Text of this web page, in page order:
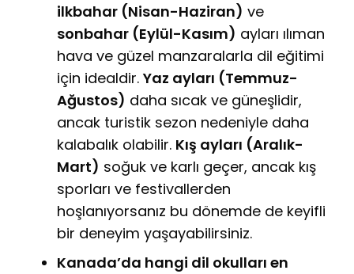
ilkbahar (Nisan-Haziran) ve
sonbahar (Eylül-Kasım) ayları ılıman
hava ve güzel manzaralarla dil eğitimi
için idealdir. Yaz ayları (Temmuz-
Ağustos) daha sıcak ve güneşlidir,
ancak turistik sezon nedeniyle daha
kalabalık olabilir. Kış ayları (Aralık-
Mart) soğuk ve karlı geçer, ancak kış
sporları ve festivallerden
hoşlanıyorsanız bu dönemde de keyifli
bir deneyim yaşayabilirsiniz.
Kanada’da hangi dil okulları en